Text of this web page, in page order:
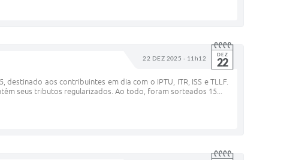
22 DEZ 2025 - 11h12 DEZ
22
aos contribuintes em dia com o IPTU, ITR, ISS e TLLF.
seus tributos regularizados. Ao todo, foram sorteados 15...